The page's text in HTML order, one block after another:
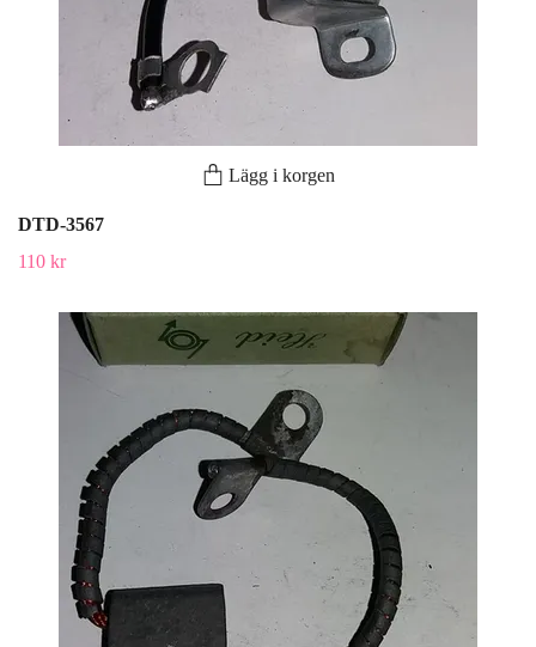
Lägg i korgen
DTD-3567
110 kr